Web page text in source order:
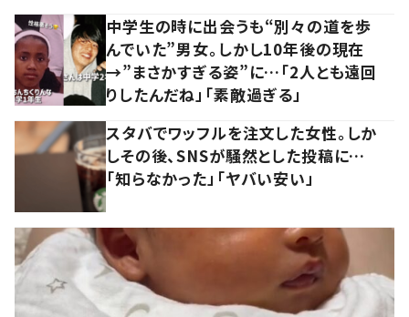
中学生の時に出会うも“別々の道を歩
んでいた”男女。しかし10年後の現在
→”まさかすぎる姿”に…「2人とも遠回
りしたんだね」「素敵過ぎる」
スタバでワッフルを注文した女性。しか
しその後、SNSが騒然とした投稿に…
「知らなかった」「ヤバい安い」